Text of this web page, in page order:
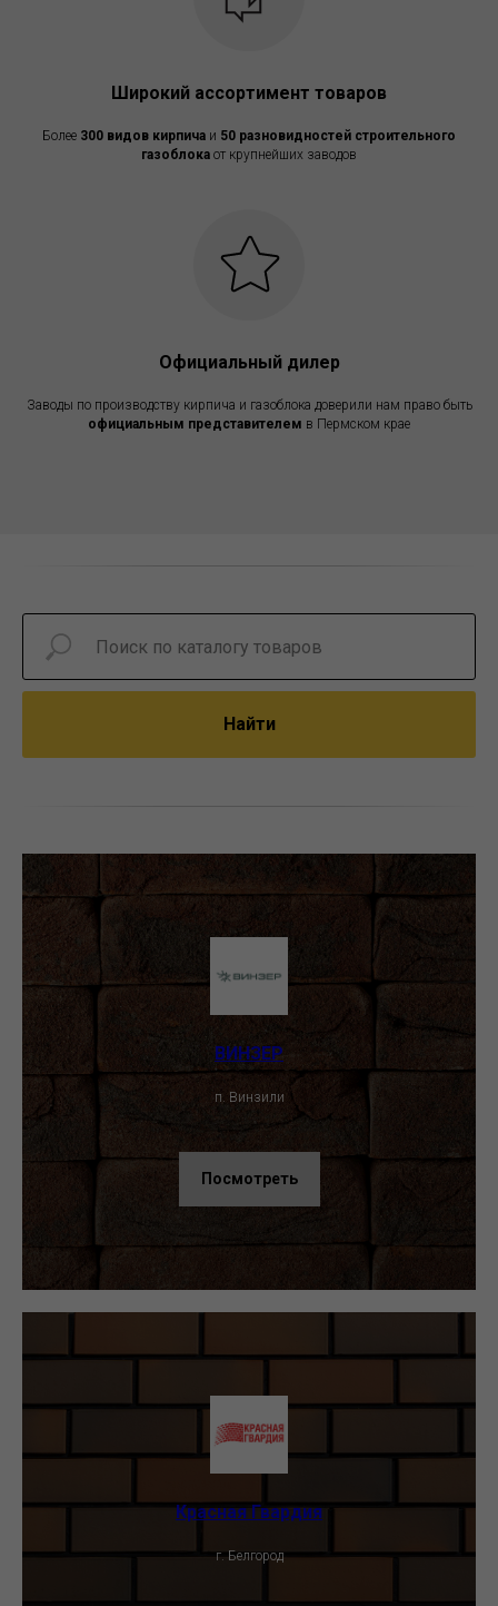
Широкий ассортимент товаров
Более 300 видов кирпича и 50 разновидностей строительного
газоблока от крупнейших заводов
Официальный дилер
Заводы по производству кирпича и газоблока доверили нам право быть
официальным представителем в Пермском крае
Найти
ВИНЗЕР
п. Винзили
Посмотреть
Красная Гвардия
г. Белгород